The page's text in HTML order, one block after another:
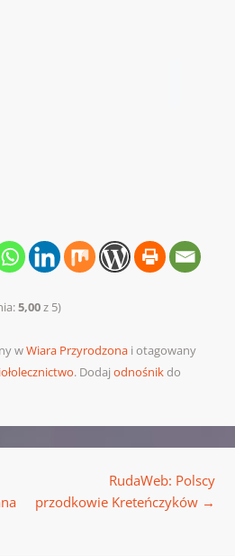
5,00z 5)
wWiara Przyrodzonai otagowany
. Dodaj odnośnikdo
RudaWeb: Polscy
przodkowie Kreteńczyków →